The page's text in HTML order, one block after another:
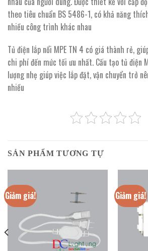
theo tiêu chuẩn BS 5486-1, có khả năng
nhiều công trình khác nhau
Tủ điện lắp nổi MPE TN 4 có giá thành rẻ,
chi phí đến mức tối ưu nhất. Cấu tạo tủ điện
lượng nhẹ giúp việc lắp đặt, vận chuyển trở
nhiều
SẢN PHẨM TƯƠNG TỰ
Giảm giá! Giảm giá!